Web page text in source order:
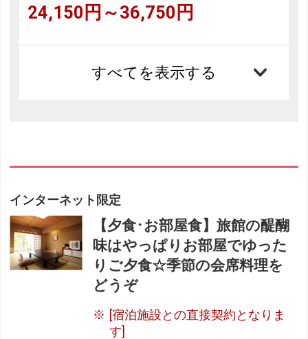
24,150円～36,750円
すべてを表示する
インターネット限定
【夕食･お部屋食】旅館の醍醐
味はやっぱりお部屋でゆった
りご夕食☆季節の会席料理を
どうぞ
[宿泊施設との直接契約となりま
す]